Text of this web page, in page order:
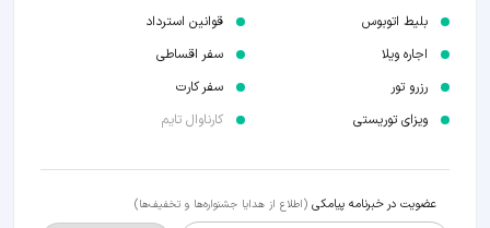
بلیط اتوبوس
اجاره ویلا
رزرو تور
ویزای توریستی
قوانین استرداد
سفر اقساطی
سفر کارت
کارناوال تایم
عضویت در خبرنامه پیامکی (اطلاع از هدایا جشنواره‌ها و تخفیف‌ها)